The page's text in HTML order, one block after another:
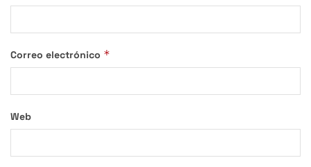
Correo electrónico *
Web